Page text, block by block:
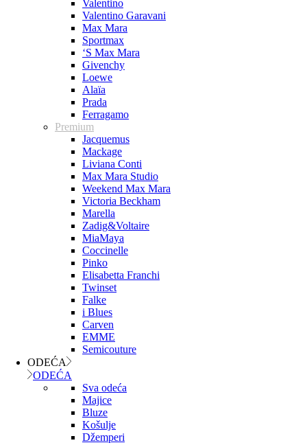
Valentino
Valentino Garavani
Max Mara
Sportmax
‘S Max Mara
Givenchy
Loewe
Alaïa
Prada
Ferragamo
Premium
Jacquemus
Mackage
Liviana Conti
Max Mara Studio
Weekend Max Mara
Victoria Beckham
Marella
Zadig&Voltaire
MiaMaya
Coccinelle
Pinko
Elisabetta Franchi
Twinset
Falke
i Blues
Carven
EMME
Semicouture
ODEĆA
ODEĆA
Sva odeća
Majice
Bluze
Košulje
Džemperi